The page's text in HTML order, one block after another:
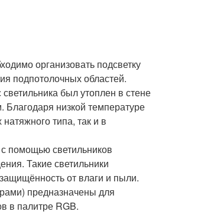
организовать подсветку
подпотолочных областей.
был утоплен в стене
Благодаря низкой температуре
типа, так и в
помощью светильников
Такие светильники
от влаги и пыли.
предназначены для
в палитре RGB.